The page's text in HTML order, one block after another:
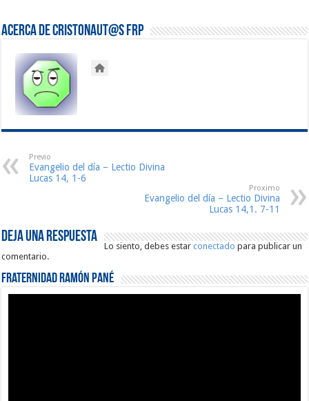
Acerca de Cristonaut@s FRP
Previo
Evangelio del día – Lectio Divina
Lucas 14, 1-6
Proximo
Evangelio del día – Lectio Divina
Lucas 14,1. 7-11
Deja una respuesta
Lo siento, debes estarconectado para publicar un
comentario.
Fraternidad Ramón Pané